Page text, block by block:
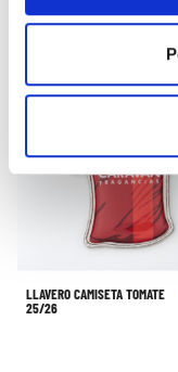
LLAVERO CAMISETA TOMATE
25/26